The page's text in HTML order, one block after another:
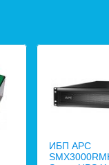
ИБП APC